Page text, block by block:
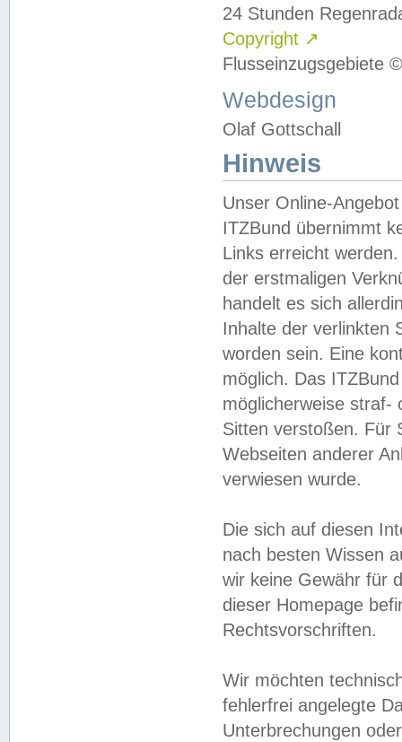
24 Stunden
Copyright ↗
Flusseinzugsgebiete
Webdesign
Olaf Gottschall
Hinweis
Unser Online-
ITZBund übernimmt
Links erreicht
der erstmaligen
handelt es sich
Inhalte der verlinkten
worden sein. Eine
möglich. Das
möglicherweise straf-
Sitten verstoßen. Für
Webseiten anderer
verwiesen wurde.
Die sich auf diesen
nach besten Wissen
wir keine Gewähr für
dieser Homepage
Rechtsvorschriften.
Wir möchten
fehlerfrei angelegte
Unterbrechungen